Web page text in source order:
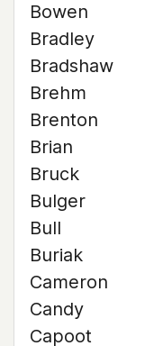
Bowen
Bradley
Bradshaw
Brehm
Brenton
Brian
Bruck
Bulger
Bull
Buriak
Cameron
Candy
Capoot